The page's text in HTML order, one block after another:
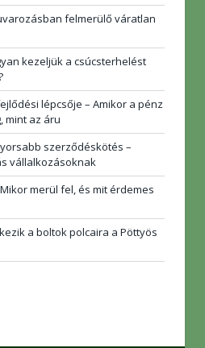
felmerülő váratlan
kezeljük a csúcsterhelést
lépcsője – Amikor a pénz
mint az áru
szerződéskötés –
vállalkozásoknak
merül fel, és mit érdemes
a boltok polcaira a Pöttyös